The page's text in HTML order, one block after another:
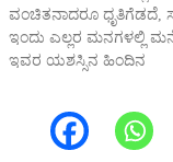
ವಂಚಿತನಾದರೂ ಧೃತಿಗೆಡದೆ,
ಇಂದು ಎಲ್ಲರ ಮನಗಳಲ್ಲಿ
ಇವರ ಯಶಸ್ಸಿನ ಹಿಂದಿನ